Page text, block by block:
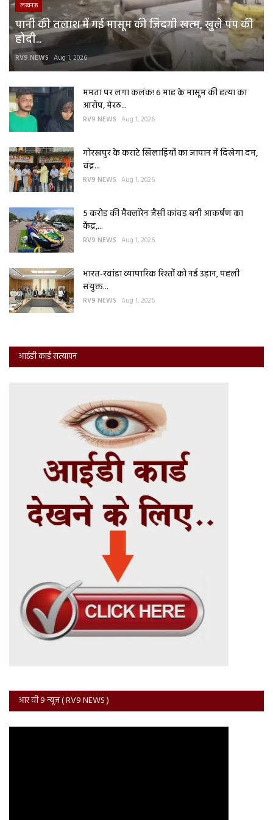
लखनऊ
पानी की तलाश में गई मासूम की जिंदगी खत्म, खुले पंप की
होदी...
RV9 NEWS Aug 1, 2026
ममता पर लगा कलंक! 6 माह के मासूम की हत्या का
आरोप, मेरठ...
RV9 NEWS Aug 1, 2026
गोरखपुर के कराटे खिलाड़ियों का जापान में दिखेगा दम,
चंद्र...
RV9 NEWS Aug 1, 2026
5 करोड़ की मैक्लॉरेन जैसी कांवड़ बनी आकर्षण का
केंद्र,...
RV9 NEWS Aug 1, 2026
भारत-रवांडा व्यापारिक रिश्तों को नई उड़ान, पहली
संयुक्त...
RV9 NEWS Aug 1, 2026
आईडी कार्ड सत्यापन
आर वी 9 न्यूज़ ( RV9 NEWS )